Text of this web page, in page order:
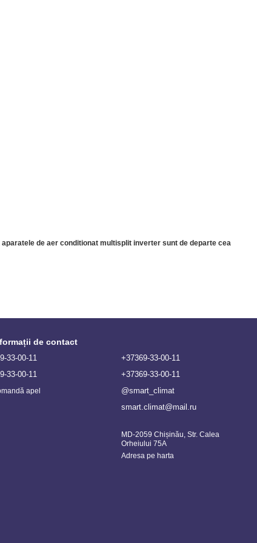
de aer conditionat multisplit inverter sunt de departe cea
de contact
33-00-11
33-00-11
apel
+37369-33-00-11
+37369-33-00-11
@smart_climat
smart.climat@mail.ru
MD-2059 Chișinău, Str. Calea
Orheiului 75A
Adresa pe harta